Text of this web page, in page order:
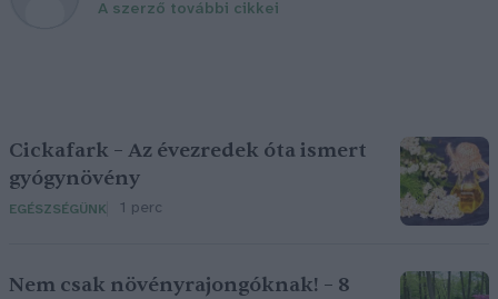
A szerző további cikkei
Cickafark – Az évezredek óta ismert
gyógynövény
EGÉSZSÉGÜNK 1 perc
Nem csak növényrajongóknak! – 8